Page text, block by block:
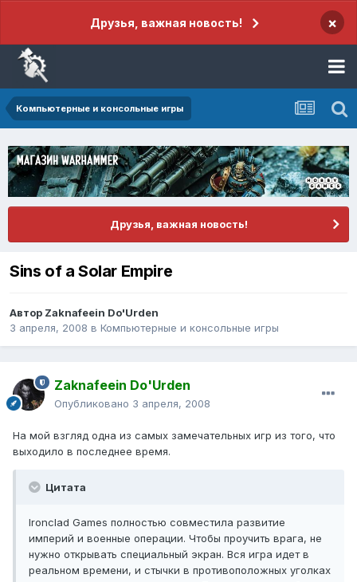
Друзья, важная новость! ×
Компьютерные и консольные игры
Друзья, важная новость!
Sins of a Solar Empire
Автор Zaknafeein Do'Urden
3 апреля, 2008 в Компьютерные и консольные игры
Zaknafeein Do'Urden
Опубликовано 3 апреля, 2008
На мой взгляд одна из самых замечательных игр из того, что
выходило в последнее время.
Цитата
Ironclad Games полностью совместила развитие
империй и военные операции. Чтобы проучить врага, не
нужно открывать специальный экран. Вся игра идет в
реальном времени, и стычки в противоположных уголках